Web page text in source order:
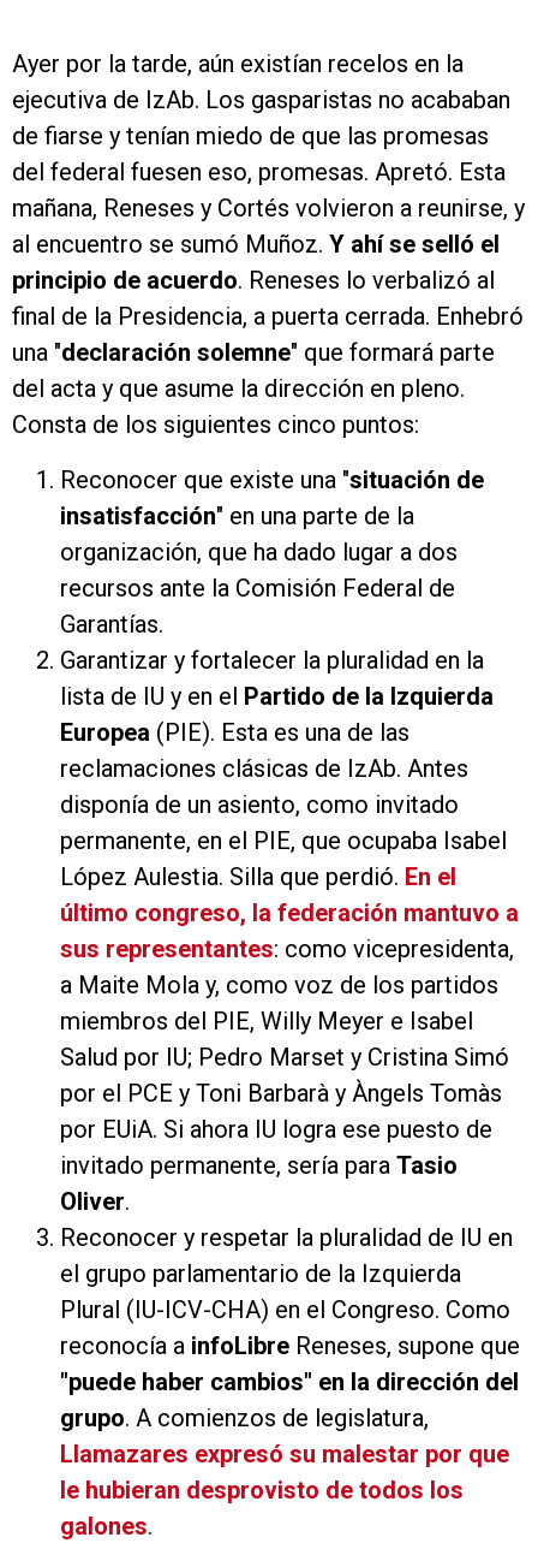
Ayer por la tarde, aún existían recelos en la
ejecutiva de IzAb. Los gasparistas no acababan
de fiarse y tenían miedo de que las promesas
del federal fuesen eso, promesas. Apretó. Esta
mañana, Reneses y Cortés volvieron a reunirse, y
al encuentro se sumó Muñoz. Y ahí se selló el
principio de acuerdo. Reneses lo verbalizó al
final de la Presidencia, a puerta cerrada. Enhebró
una "declaración solemne" que formará parte
del acta y que asume la dirección en pleno.
Consta de los siguientes cinco puntos:
Reconocer que existe una "situación de
insatisfacción" en una parte de la
organización, que ha dado lugar a dos
recursos ante la Comisión Federal de
Garantías.
Garantizar y fortalecer la pluralidad en la
lista de IU y en el Partido de la Izquierda
Europea (PIE). Esta es una de las
reclamaciones clásicas de IzAb. Antes
disponía de un asiento, como invitado
permanente, en el PIE, que ocupaba Isabel
López Aulestia. Silla que perdió. En el
último congreso, la federación mantuvo a
sus representantes: como vicepresidenta,
a Maite Mola y, como voz de los partidos
miembros del PIE, Willy Meyer e Isabel
Salud por IU; Pedro Marset y Cristina Simó
por el PCE y Toni Barbarà y Àngels Tomàs
por EUiA. Si ahora IU logra ese puesto de
invitado permanente, sería para Tasio
Oliver.
Reconocer y respetar la pluralidad de IU en
el grupo parlamentario de la Izquierda
Plural (IU-ICV-CHA) en el Congreso. Como
reconocía a infoLibre Reneses, supone que
"puede haber cambios" en la dirección del
grupo. A comienzos de legislatura,
Llamazares expresó su malestar por que
le hubieran desprovisto de todos los
galones.